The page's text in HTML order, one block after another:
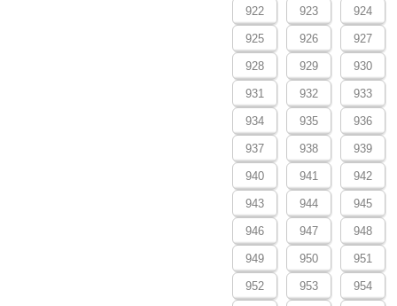
922 923 924
925 926 927
928 929 930
931 932 933
934 935 936
937 938 939
940 941 942
943 944 945
946 947 948
949 950 951
952 953 954